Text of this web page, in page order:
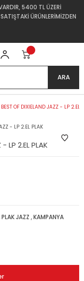
5400 TL ÜZERİ
ÜRÜNLERİMİZDEN
ARA
OF DIXIELAND JAZZ - LP 2.EL
LP 2.EL PLAK
PLAK JAZZ ,KAMPANYA